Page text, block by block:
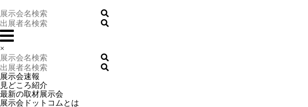
×
展示会速報
見どころ紹介
最新の取材展示会
展示会ドットコムとは